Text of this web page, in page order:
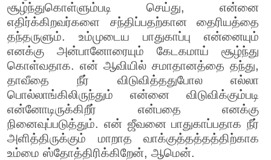
சூழ்ந்துகொள்ளும்படி செய்து, என்னை
எதிர்க்கிறவர்களை சந்திப்பதற்கான தைரியத்தை
தந்தருளும். உம்முடைய பாதுகாப்பு என்னையும்
எனக்கு அன்பானோரையும் கேடகமாய் சூழ்ந்து
கொள்வதாக. என் ஆவியில் சமாதானத்தை தந்து,
தாவீதை நீர் விடுவித்ததுபோல எல்லா
பொல்லாங்கிலிருந்தும் என்னை விடுவிக்கும்படி
என்னோடிருக்கிறீர் என்பதை எனக்கு
நினைவுப்படுத்தும். என் ஜீவனை பாதுகாப்பதாக நீர்
அளித்திருக்கும் மாறாத வாக்குத்தத்தத்திற்காக
உம்மை ஸ்தோத்திரிக்கிறேன், ஆமென்.